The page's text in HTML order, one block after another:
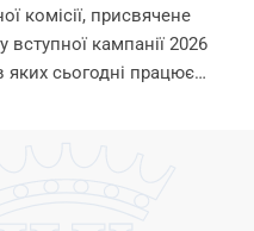
комісії, присвячене
кампанії 2026
сьогодні працює